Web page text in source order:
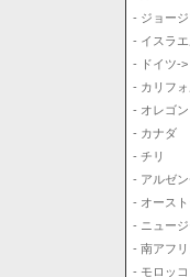
- ジョージ
- イスラ
- ドイツ->
- カリフ
- オレゴ
- カナダ
- チリ
- アルゼ
- オース
- ニュー
- 南アフリ
- モロッコ